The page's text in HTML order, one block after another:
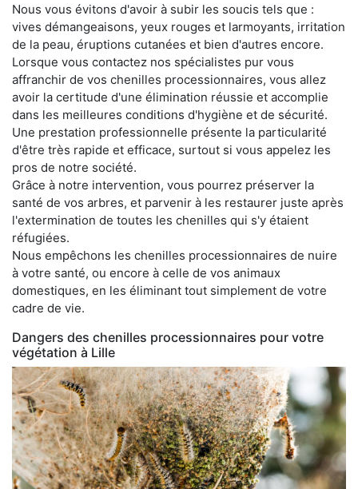
Nous vous évitons d'avoir à subir les soucis tels que :
vives démangeaisons, yeux rouges et larmoyants, irritation
de la peau, éruptions cutanées et bien d'autres encore.
Lorsque vous contactez nos spécialistes pur vous
affranchir de vos chenilles processionnaires, vous allez
avoir la certitude d'une élimination réussie et accomplie
dans les meilleures conditions d'hygiène et de sécurité.
Une prestation professionnelle présente la particularité
d'être très rapide et efficace, surtout si vous appelez les
pros de notre société.
Grâce à notre intervention, vous pourrez préserver la
santé de vos arbres, et parvenir à les restaurer juste après
l'extermination de toutes les chenilles qui s'y étaient
réfugiées.
Nous empêchons les chenilles processionnaires de nuire
à votre santé, ou encore à celle de vos animaux
domestiques, en les éliminant tout simplement de votre
cadre de vie.
Dangers des chenilles processionnaires pour votre
végétation à Lille